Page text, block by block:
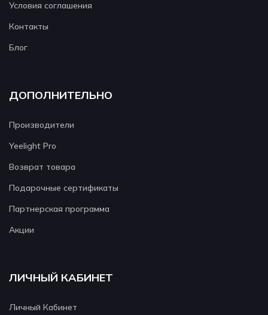
Условия соглашения
Контакты
Блог
ДОПОЛНИТЕЛЬНО
Производители
Yeelight Pro
Возврат товара
Подарочные сертификаты
Партнерская программа
Акции
ЛИЧНЫЙ КАБИНЕТ
Личный Кабинет